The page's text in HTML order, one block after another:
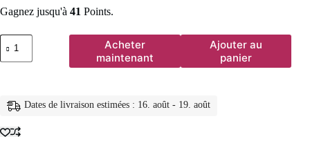
Gagnez jusqu'à 41 Points.
quantité
de
Bague
Sterling
véritable,
Acheter
maintenant
Ajouter au
panier
Dates de livraison estimées : 16. août - 19. août